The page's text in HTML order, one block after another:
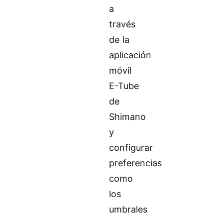
a
través
de la
aplicación
móvil
E-Tube
de
Shimano
y
configurar
preferencias
como
los
umbrales